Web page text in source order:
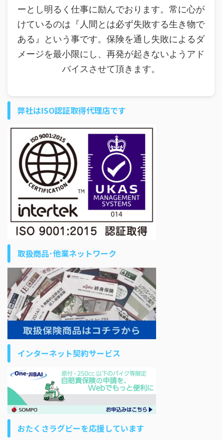
ーとし明るく仕事に励んでおります。常に心が
けているのは『人間とは必ず失敗する生き物で
ある』という事です。保険を通し失敗によるダ
メージを最小限にし、再発が起きないようアド
バイスさせて頂きます。
弊社はISO認証取得代理店です
取扱商品･他業ネットワーク
インターネット契約サービス
おたくさラグビーを応援しています